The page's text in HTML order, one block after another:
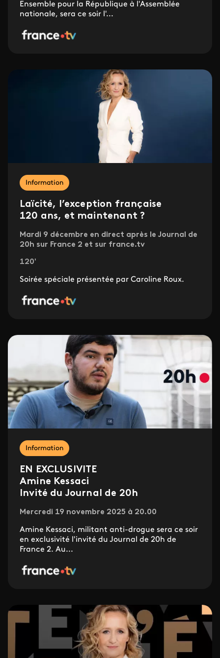
Ensemble pour la République à l'Assemblée
nationale, sera ce soir l'...
Information
Laïcité, l’exception française
120 ans, et maintenant ?
Mardi 9 décembre en direct après le Journal de
20h sur France 2 et sur france.tv
120'
Soirée spéciale présentée par Caroline Roux.
Information
EN EXCLUSIVITE
Amine Kessaci
Invité du Journal de 20h
Mercredi 19 novembre 2025 à 20.00
Amine Kessaci, militant anti-drogue sera ce soir
en exclusivité l'invité du Journal de 20h de
France 2. Au...